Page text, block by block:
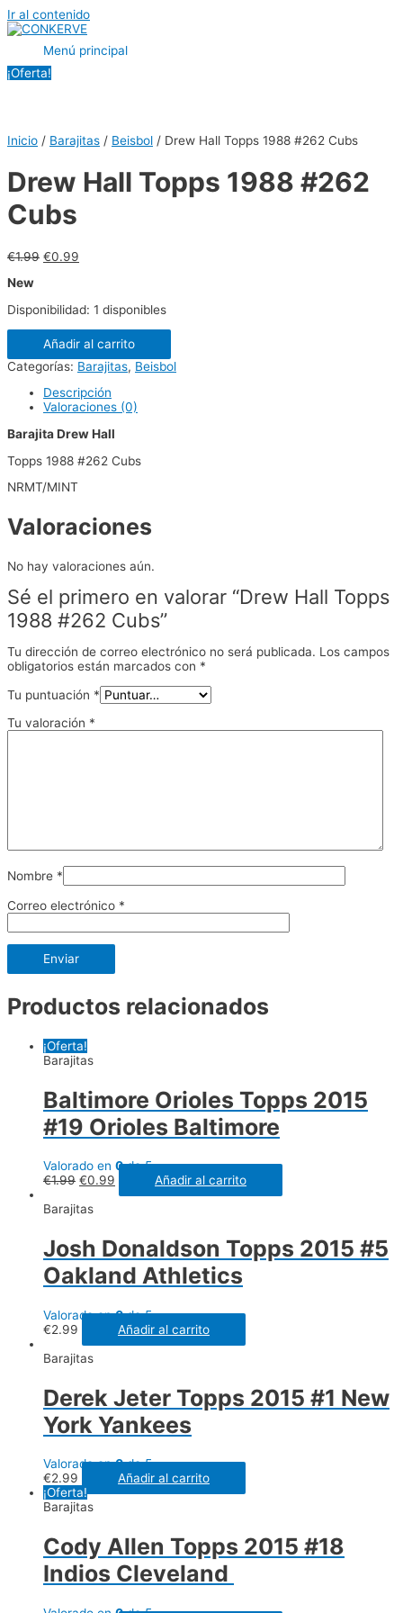
Ir al contenido
Menú principal
¡Oferta!
Inicio / Barajitas / Beisbol / Drew Hall Topps 1988 #262 Cubs
Drew Hall Topps 1988 #262
Cubs
€1.99 €0.99
New
Disponibilidad: 1 disponibles
Añadir al carrito
Categorías: Barajitas, Beisbol
Descripción
Valoraciones (0)
Barajita Drew Hall
Topps 1988 #262 Cubs
NRMT/MINT
Valoraciones
No hay valoraciones aún.
Sé el primero en valorar “Drew Hall Topps
1988 #262 Cubs”
Tu dirección de correo electrónico no será publicada. Los campos
obligatorios están marcados con *
Tu puntuación *
Tu valoración *
Nombre *
Correo electrónico *
Productos relacionados
¡Oferta!
Barajitas
Baltimore Orioles Topps 2015
#19 Orioles Baltimore
Valorado en 0de 5
€1.99 €0.99
Añadir al carrito
Barajitas
Josh Donaldson Topps 2015 #5
Oakland Athletics
Valorado en0de 5
€2.99
Añadir al carrito
Barajitas
Derek Jeter Topps 2015 #1 New
York Yankees
Valorado en0de 5
€2.99
Añadir al carrito
¡Oferta!
Barajitas
Cody Allen Topps 2015 #18
Indios Cleveland